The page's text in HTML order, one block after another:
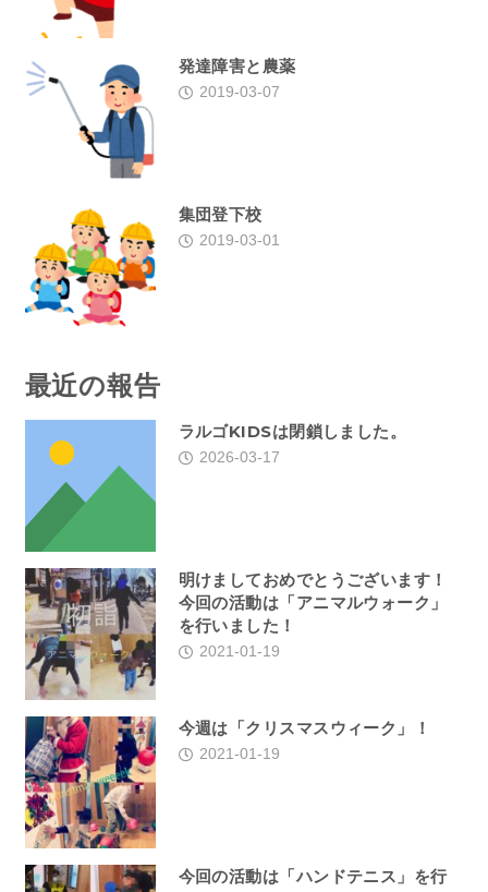
発達障害と農薬
2019-03-07
集団登下校
2019-03-01
最近の報告
ラルゴKIDSは閉鎖しました。
2026-03-17
明けましておめでとうございます！
今回の活動は「アニマルウォーク」
を行いました！
2021-01-19
今週は「クリスマスウィーク」！
2021-01-19
今回の活動は「ハンドテニス」を行